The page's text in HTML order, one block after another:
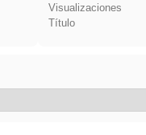
Visualizaciones
Título